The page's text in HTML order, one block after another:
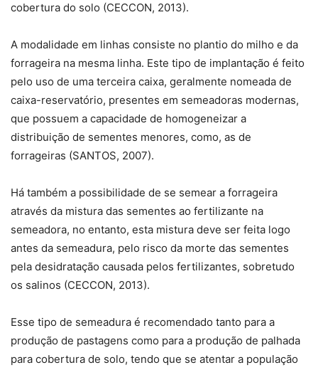
cobertura do solo (CECCON, 2013).
A modalidade em linhas consiste no plantio do milho e da
forrageira na mesma linha. Este tipo de implantação é feito
pelo uso de uma terceira caixa, geralmente nomeada de
caixa-reservatório, presentes em semeadoras modernas,
que possuem a capacidade de homogeneizar a
distribuição de sementes menores, como, as de
forrageiras (SANTOS, 2007).
Há também a possibilidade de se semear a forrageira
através da mistura das sementes ao fertilizante na
semeadora, no entanto, esta mistura deve ser feita logo
antes da semeadura, pelo risco da morte das sementes
pela desidratação causada pelos fertilizantes, sobretudo
os salinos (CECCON, 2013).
Esse tipo de semeadura é recomendado tanto para a
produção de pastagens como para a produção de palhada
para cobertura de solo, tendo que se atentar a população